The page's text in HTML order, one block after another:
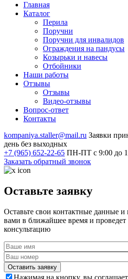
Главная
Каталог
Перила
Поручни
Поручни для инвалидов
Ограждения на пандусы
Козырьки и навесы
Отбойники
Наши работы
Отзывы
Отзывы
Видео-отзывы
Вопрос-ответ
Контакты
kompaniya.staller@mail.ru Заявки
день без выходных
+7 (965) 652-22-65 ПН-ПТ с 9:00 до
Заказать обратный звонок
Оставьте заявку
Оставьте свои контактные данные
вами в ближайшее время и
консультацию
Оставить заявку
Нажимая на кнопку, вы